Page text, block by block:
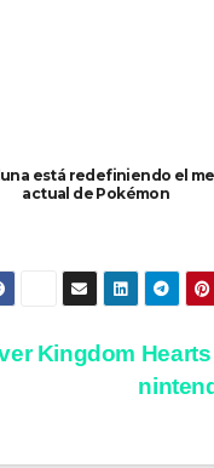
está redefiniendo el
actual de Pokémon
Kingdom Hearts